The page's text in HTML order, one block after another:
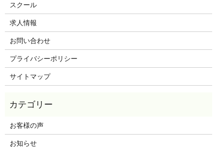
スクール
求人情報
お問い合わせ
プライバシーポリシー
サイトマップ
お客様の声
お知らせ